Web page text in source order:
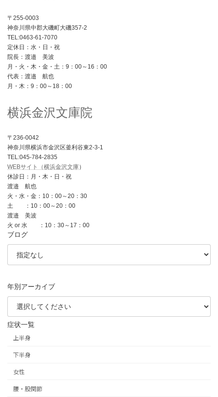
〒255-0003
神奈川県中郡大磯町大磯357-2
TEL:0463-61-7070
定休日：水・日・祝
院長：渡邉 美波
月・火・木・金・土：9：00～16：00
代表：渡邉 航也
月・木：9：00～18：00
横浜金沢文庫院
〒236-0042
神奈川県横浜市金沢区釜利谷東2-3-1
TEL:045-784-2835
WEBサイト（横浜金沢文庫）
休診日：月・木・日・祝
渡邉 航也
火・水・金：10：00～20：30
土 ：10：00～20：00
渡邉 美波
火 or 水 ：10：30～17：00
ブログ
年別アーカイブ
症状一覧
上半身
下半身
女性
腰・股関節